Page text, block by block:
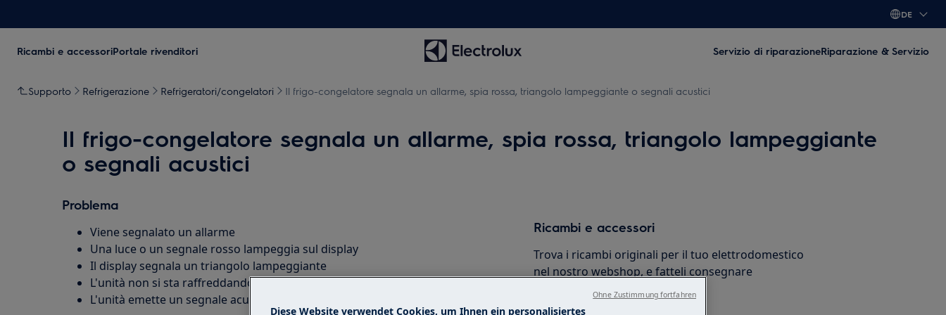
DE
Ricambi e accessoriPortale rivenditori Servizio di riparazioneRiparazione & Servizio
Supporto Refrigerazione Refrigeratori/congelatori Il frigo-congelatore segnala un allarme, spia rossa, triangolo lampeggiante o segnali acustici
Il frigo-congelatore segnala un allarme, spia rossa, triangolo lampeggiante
o segnali acustici
Problema
Viene segnalato un allarme
Una luce o un segnale rosso lampeggia sul display
Il display segnala un triangolo lampeggiante
L'unità non si sta raffreddando a sufficienza; la temperatura è troppo alta.
L'unità emette un segnale acustico di avvertimento
Ricambi e accessori
Trova i ricambi originali per il tuo elettrodomestico
nel nostro webshop, e fatteli consegnare
direttamente a casa.
Diese Website verwendet Cookies, um Ihnen ein personalisiertes
Ohne Zustimmung fortfahren